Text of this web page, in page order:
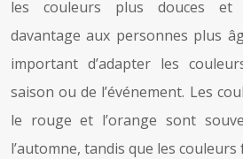
les couleurs plus douces et
davantage aux personnes plus
important d’adapter les
saison ou de l’événement. Les
le rouge et l’orange sont
l’automne, tandis que les